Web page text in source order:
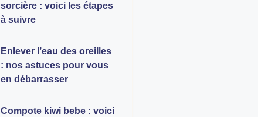
sorcière : voici les étapes
à suivre
Enlever l’eau des oreilles
: nos astuces pour vous
en débarrasser
Compote kiwi bebe : voici